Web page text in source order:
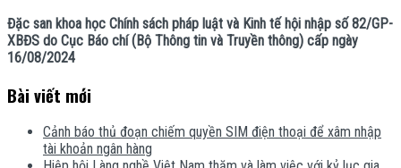
Đặc san khoa học Chính sách pháp luật và Kinh tế hội nhập số 82/GP-
XBĐS do Cục Báo chí (Bộ Thông tin và Truyền thông) cấp ngày
16/08/2024
Bài viết mới
Cảnh báo thủ đoạn chiếm quyền SIM điện thoại để xâm nhập
tài khoản ngân hàng